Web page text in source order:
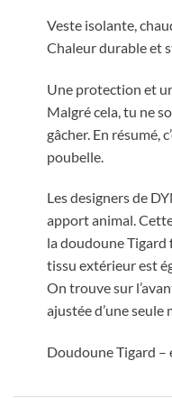
Veste isolante,
Chaleur durable et
Une protection et
Malgré cela, tu ne
gâcher. En résumé,
poubelle.
Les designers de
apport animal.
la doudoune Tigard
tissu extérieur est
On trouve sur
ajustée d’une seule
Doudoune Tigard –